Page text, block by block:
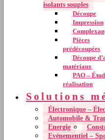
isolants souples
Découpe
Impression
Pièces
prédécoupées
Découpe
matériaux
PAO –
réalisation
Solutions
Électronique –
Automobile &
Energie
Evénementiel –